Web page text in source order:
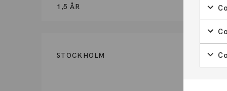
1,5 ÅR
STOCKHOLM